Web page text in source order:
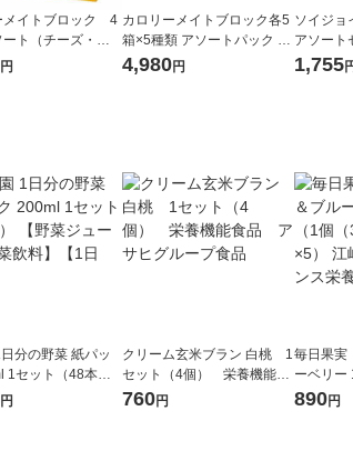
メイトブロック 4
ト（チーズ・チ
プル・バニラ×各
円
カロリーメイトブロック各5
箱×5種類 アソートパック 25
箱入【アスクル・LOHACO
4,980円
ソイジ
アソート
1,755
分の野菜 紙パッ
1セット（48本）
ース／野菜飲
円
クリーム玄米ブラン 白桃 1
セット（4個） 栄養機能食
品 アサヒグループ食品
760円
毎日果
ーベリー
枚×2袋入
890円